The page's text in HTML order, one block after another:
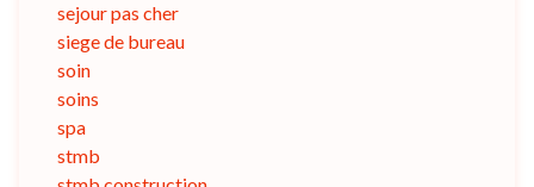
sejour pas cher
siege de bureau
soin
soins
spa
stmb